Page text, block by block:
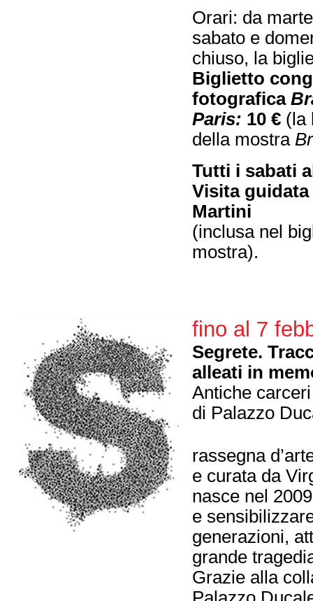
Orari: da
sabato e
chiuso, la
Biglietto
fotografica
Paris: 10 € (la
della mostra
Tutti i sabati
Visita
Martini
(inclusa nel
mostra).
fino al 7
Segrete.
alleati in
Antiche
di Palazzo
rassegna
e curata da
nasce nel
e
generazioni,
grande
Grazie alla